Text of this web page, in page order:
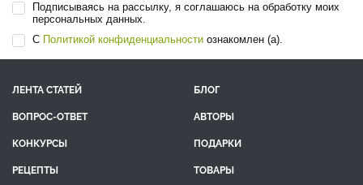
Подписываясь на рассылку, я соглашаюсь на обработку моих
персональных данных.
С Политикой конфиденциальности ознакомлен (а).
ЛЕНТА СТАТЕЙ
БЛОГ
ВОПРОС-ОТВЕТ
АВТОРЫ
КОНКУРСЫ
ПОДАРКИ
РЕЦЕПТЫ
ТОВАРЫ